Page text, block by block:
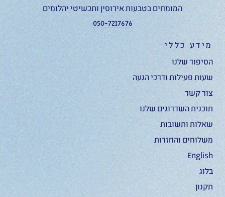
המומחים בטבעות אירוסין ותכשיטי יהלומים
050-7217676
מידע כללי
הסיפור שלנו
שעות פעילות ודרכי הגעה
צור קשר
תוכנית השדרוגים שלנו
שאלות ותשובות
משלוחים והחזרות
English
בלוג
תקנון